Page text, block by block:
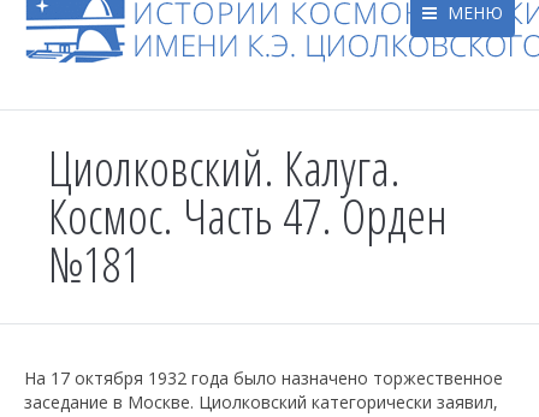
МЕНЮ
Циолковский. Калуга.
Космос. Часть 47. Орден
№181
На 17 октября 1932 года было назначено торжественное
заседание в Москве. Циолковский категорически заявил,